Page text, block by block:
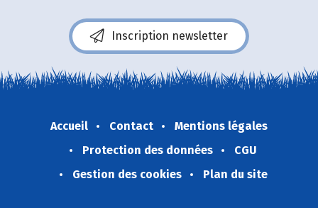
Inscription newsletter
Accueil Contact
Mentions légales
Protection des données
CGU
Gestion des cookies
Plan du site